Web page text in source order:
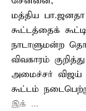
மத்திய
கூட்டத்தைக்
நாடாளுமன்ற
விவகாரம்
அமைச்சர்
கூட்டம்
இக் ...